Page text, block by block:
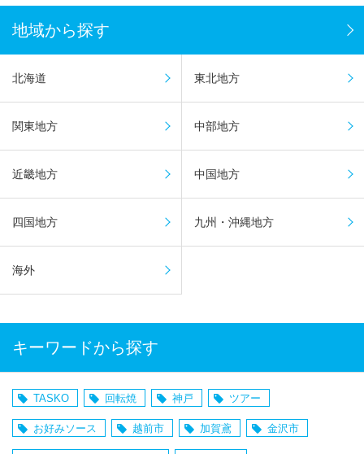
地域から探す
北海道 東北地方
関東地方 中部地方
近畿地方 中国地方
四国地方 九州・沖縄地方
海外
キーワードから探す
TASKO 回転焼 神戸 ツアー
お好みソース 越前市 加賀鳶 金沢市